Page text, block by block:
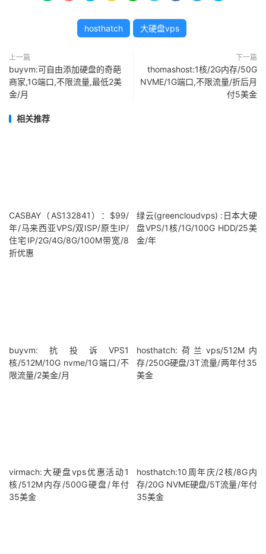
hosthatch 大硬盘vps
上一篇
buyvm:可自由添加硬盘的奇葩
商家,1G端口,不限流量,最低2美
金/月
下一篇
thomashost:1核/2G内存/50G
NVME/1G端口,不限流量/折后月
付5美金
相关推荐
CASBAY（AS132841）：$99/
年/马来西亚VPS/双ISP/原生IP/
住宅IP/2G/4G/8G/100M带宽/8
折优惠
绿云(greencloudvps) :日本大硬
盘VPS/1核/1G/100G HDD/25美
金/年
buyvm:抗投诉VPS1
核/512M/10G nvme/1G端口/不
限流量/2美金/月
hosthatch:荷兰vps/512M内
存/250G硬盘/3T流量/两年付35
美金
virmach:大硬盘vps优惠活动1
核/512M内存/500G硬盘/年付
35美金
hosthatch:10周年庆/2核/8G内
存/20G NVME硬盘/5T流量/年付
35美金